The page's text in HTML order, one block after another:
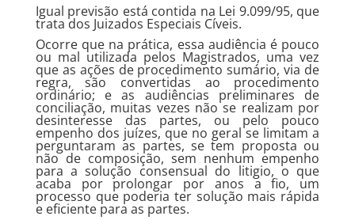
Igual previsão está contida na Lei 9.099/95, que
trata dos Juizados Especiais Cíveis.
Ocorre que na prática, essa audiência é pouco
ou mal utilizada pelos Magistrados, uma vez
que as ações de procedimento sumário, via de
regra, são convertidas ao procedimento
ordinário; e as audiências preliminares de
conciliação, muitas vezes não se realizam por
desinteresse das partes, ou pelo pouco
empenho dos juízes, que no geral se limitam a
perguntaram as partes, se tem proposta ou
não de composição, sem nenhum empenho
para a solução consensual do litigio, o que
acaba por prolongar por anos a fio, um
processo que poderia ter solução mais rápida
e eficiente para as partes.